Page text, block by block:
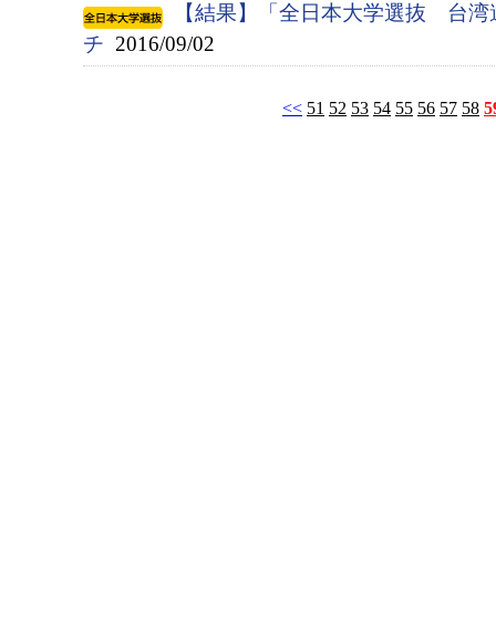
【結果】「全日本大学選抜 台
チ 2016/09/02
<< 51 52 53 54 55 56 57 58